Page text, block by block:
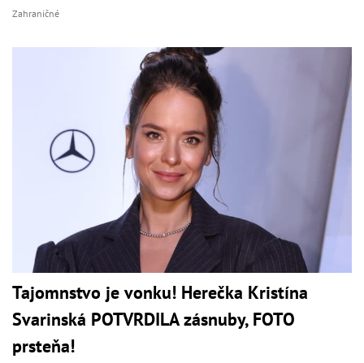
Zahraničné
Tajomnstvo je vonku! Herečka Kristína
Svarinská POTVRDILA zásnuby, FOTO
prsteňa!